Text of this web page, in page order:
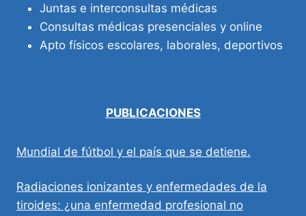
Juntas e interconsultas médicas
Consultas médicas presenciales y online
Apto físicos escolares, laborales, deportivos
PUBLICACIONES
Mundial de fútbol y el país que se detiene.
Radiaciones ionizantes y enfermedades de la
tiroides: ¿una enfermedad profesional no